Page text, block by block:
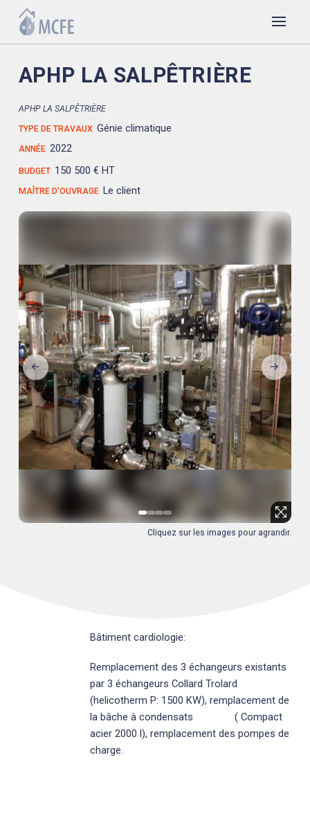
APHP LA SALPÊTRIÈRE
APHP LA SALPÊTRIÈRE
TYPE DE TRAVAUX Génie climatique
ANNÉE 2022
BUDGET 150 500 € HT
MAÎTRE D'OUVRAGE Le client
0 1 2 3
Cliquez sur les images pour agrandir.
Bâtiment cardiologie:
Remplacement des 3 échangeurs existants
par 3 échangeurs Collard Trolard
(helicotherm P: 1500 KW), remplacement de
la bâche à condensats ( Compact
acier 2000 l), remplacement des pompes de
charge.